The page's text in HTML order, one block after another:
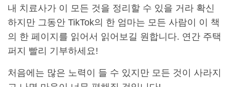
내 치료사가 이 모든 것을 정리할 수 있을 거라 확신
하지만 그동안 TikTok의 한 엄마는 모든 사람이 이 책
의 한 페이지를 읽어서 읽어보길 원합니다. 연간 주택
퍼지 빨리 기부하세요!
처음에는 많은 노력이 들 수 있지만 모든 것이 사라지